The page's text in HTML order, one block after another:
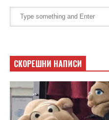
СКОРЕШНИ НАПИСИ